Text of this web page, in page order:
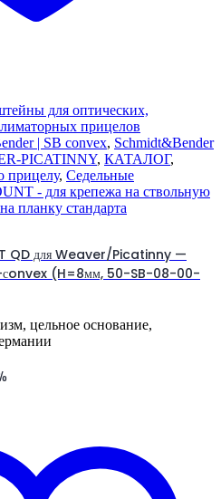
для оптических,
прицелов
| SB сonvex, Schmidt&Bender
PICATINNY, КАТАЛОГ,
прицелу, Седельные
- для крепежа на ствольную
планку стандарта
QD для Weaver/Picatinny —
(H=8мм, 50-SB-08-00-
цельное основание,